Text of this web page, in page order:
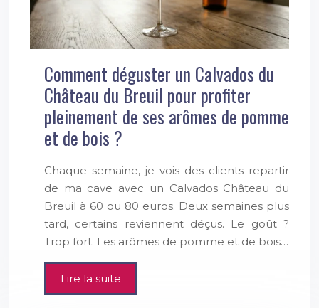
Comment déguster un Calvados du
Château du Breuil pour profiter
pleinement de ses arômes de pomme
et de bois ?
Chaque semaine, je vois des clients repartir
de ma cave avec un Calvados Château du
Breuil à 60 ou 80 euros. Deux semaines plus
tard, certains reviennent déçus. Le goût ?
Trop fort. Les arômes de pomme et de bois…
Lire la suite